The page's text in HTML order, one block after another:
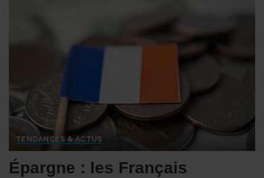
TENDANCES & ACTUS
Épargne : les Français